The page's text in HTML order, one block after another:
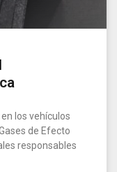
los vehículos
de Efecto
responsables